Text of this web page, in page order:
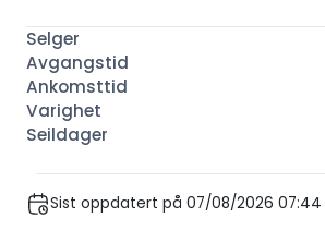
Sist oppdatert på 07/08/2026 07:44